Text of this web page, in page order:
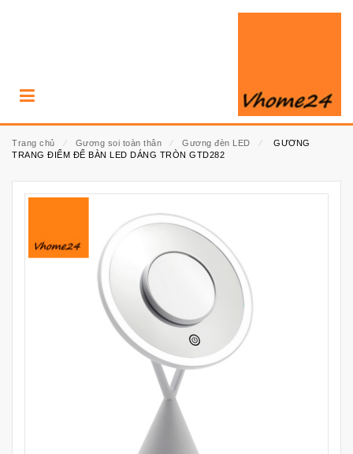
Trang chủ ⁄ Gương soi toàn thân ⁄ Gương đèn LED ⁄
GƯƠNG
TRANG ĐIỂM ĐỂ BÀN LED DÁNG TRÒN GTD282